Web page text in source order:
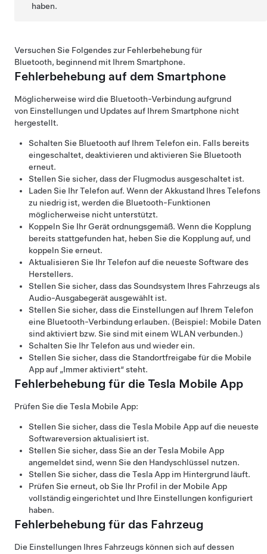
haben.
Versuchen Sie Folgendes zur Fehlerbehebung für
Bluetooth, beginnend mit Ihrem Smartphone.
Fehlerbehebung auf dem Smartphone
Möglicherweise wird die Bluetooth-Verbindung aufgrund
von Einstellungen und Updates auf Ihrem Smartphone nicht
hergestellt.
Schalten Sie Bluetooth auf Ihrem Telefon ein. Falls bereits
eingeschaltet, deaktivieren und aktivieren Sie Bluetooth
erneut.
Stellen Sie sicher, dass der Flugmodus ausgeschaltet ist.
Laden Sie Ihr Telefon auf. Wenn der Akkustand Ihres Telefons
zu niedrig ist, werden die Bluetooth-Funktionen
möglicherweise nicht unterstützt.
Koppeln Sie Ihr Gerät ordnungsgemäß. Wenn die Kopplung
bereits stattgefunden hat, heben Sie die Kopplung auf, und
koppeln Sie erneut.
Aktualisieren Sie Ihr Telefon auf die neueste Software des
Herstellers.
Stellen Sie sicher, dass das Soundsystem Ihres Fahrzeugs als
Audio-Ausgabegerät ausgewählt ist.
Stellen Sie sicher, dass die Einstellungen auf Ihrem Telefon
eine Bluetooth-Verbindung erlauben. (Beispiel: Mobile Daten
sind aktiviert bzw. Sie sind mit einem WLAN verbunden.)
Schalten Sie Ihr Telefon aus und wieder ein.
Stellen Sie sicher, dass die Standortfreigabe für die Mobile
App auf „Immer aktiviert“ steht.
Fehlerbehebung für die Tesla Mobile App
Prüfen Sie die Tesla Mobile App:
Stellen Sie sicher, dass die Tesla Mobile App auf die neueste
Softwareversion aktualisiert ist.
Stellen Sie sicher, dass Sie an der Tesla Mobile App
angemeldet sind, wenn Sie den Handyschlüssel nutzen.
Stellen Sie sicher, dass die Tesla App im Hintergrund läuft.
Prüfen Sie erneut, ob Sie Ihr Profil in der Mobile App
vollständig eingerichtet und Ihre Einstellungen konfiguriert
haben.
Fehlerbehebung für das Fahrzeug
Die Einstellungen Ihres Fahrzeugs können sich auf dessen